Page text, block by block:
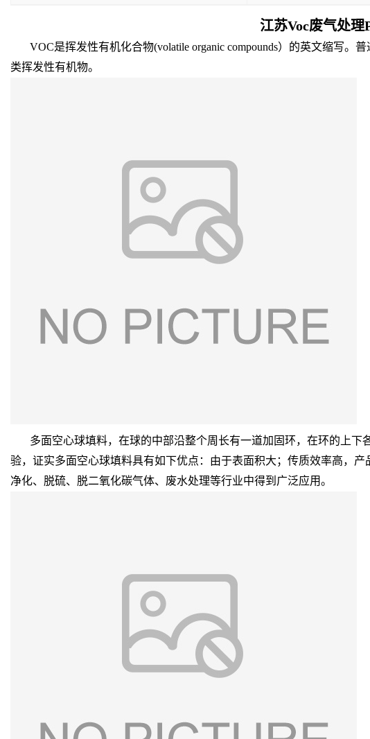
江苏Voc废气处
VOC是挥发性有机化合物(volatile organic compounds）的英文缩写。
类挥发性有机物。
多面空心球填料，在球的中部沿整个周长有一道加固环，在环的上下
验，证实多面空心球填料具有如下优点：由于表面积大；传质效率高，
净化、脱硫、脱二氧化碳气体、废水处理等行业中得到广泛应用。